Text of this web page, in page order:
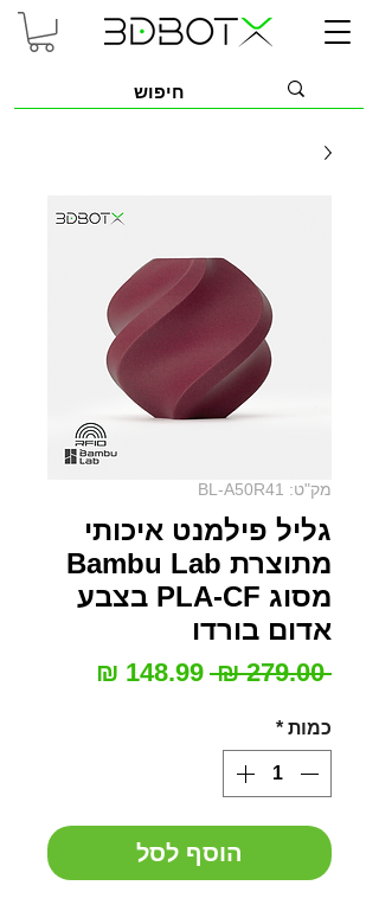
מק"ט: BL-A50R41
גליל פילמנט איכותי
מתוצרת Bambu Lab
מסוג PLA-CF בצבע
אדום בורדו
‏279.00 ‏₪
מחיר
כמות *
הוסף לסל